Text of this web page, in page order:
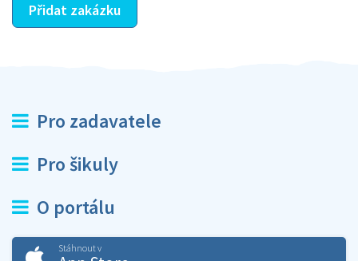
Přidat zakázku
Pro zadavatele
Pro šikuly
O portálu
Stáhnout v